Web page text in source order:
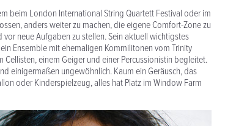
beim London International String Quartett Festival oder im
anders weiter zu machen, die eigene Comfort-Zone zu
neue Aufgaben zu stellen. Sein aktuell wichtigstes
Ensemble mit ehemaligen Kommilitonen vom Trinity
einem Geiger und einer Percussionistin begleitet.
einigermaßen ungewöhnlich. Kaum ein Geräusch, das
oder Kinderspielzeug, alles hat Platz im Window Farm